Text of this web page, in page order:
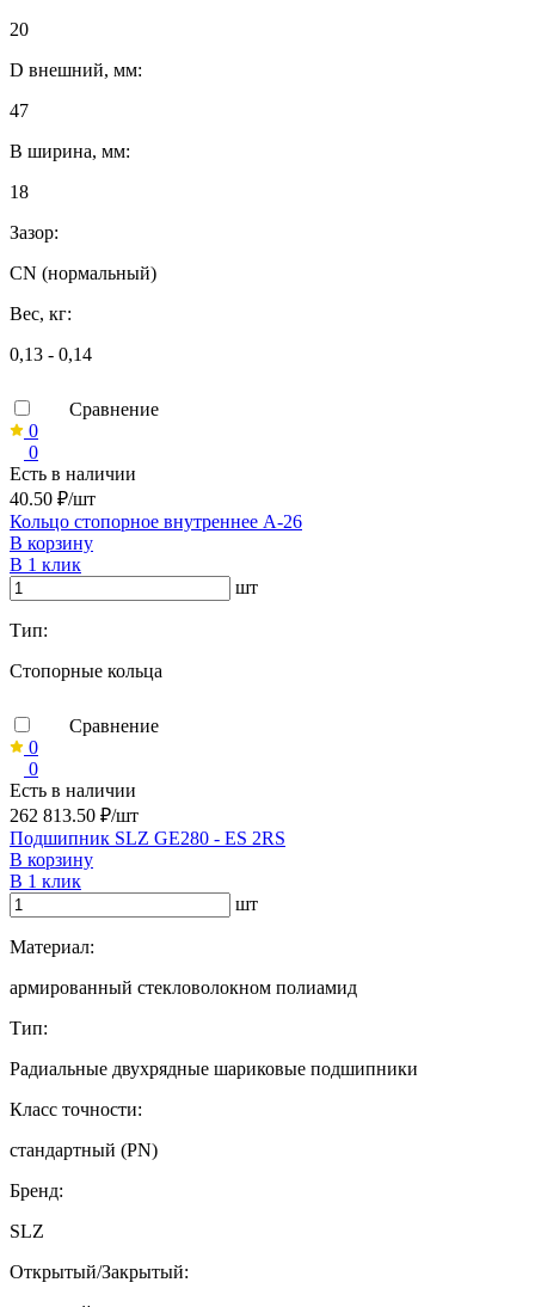
20
D внешний, мм:
47
B ширина, мм:
18
Зазор:
CN (нормальный)
Вес, кг:
0,13 - 0,14
Сравнение
0
0
Есть в наличии
40.50 ₽/шт
Кольцо стопорное внутреннее А-26
В корзину
В 1 клик
шт
Тип:
Стопорные кольца
Сравнение
0
0
Есть в наличии
262 813.50 ₽/шт
Подшипник SLZ GE280 - ES 2RS
В корзину
В 1 клик
шт
Материал:
армированный стекловолокном полиамид
Тип:
Радиальные двухрядные шариковые подшипники
Класс точности:
стандартный (PN)
Бренд:
SLZ
Открытый/Закрытый: